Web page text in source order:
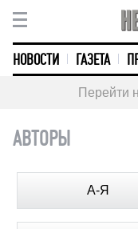
НОВОСТИ ГАЗЕТА
Перейти
АВТОРЫ
А-Я